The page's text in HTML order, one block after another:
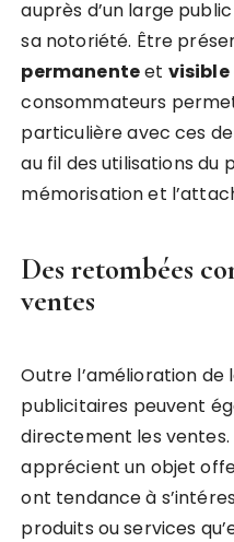
auprès d’un large
sa notoriété. Être
permanenteet visible
consommateurs
particulière avec ces
au fil des utilisations du
mémorisation et
Des retombées
ventes
Outre l’amélioration
publicitaires peuvent
directement les ventes.
apprécient un objet
ont tendance à
produits ou services